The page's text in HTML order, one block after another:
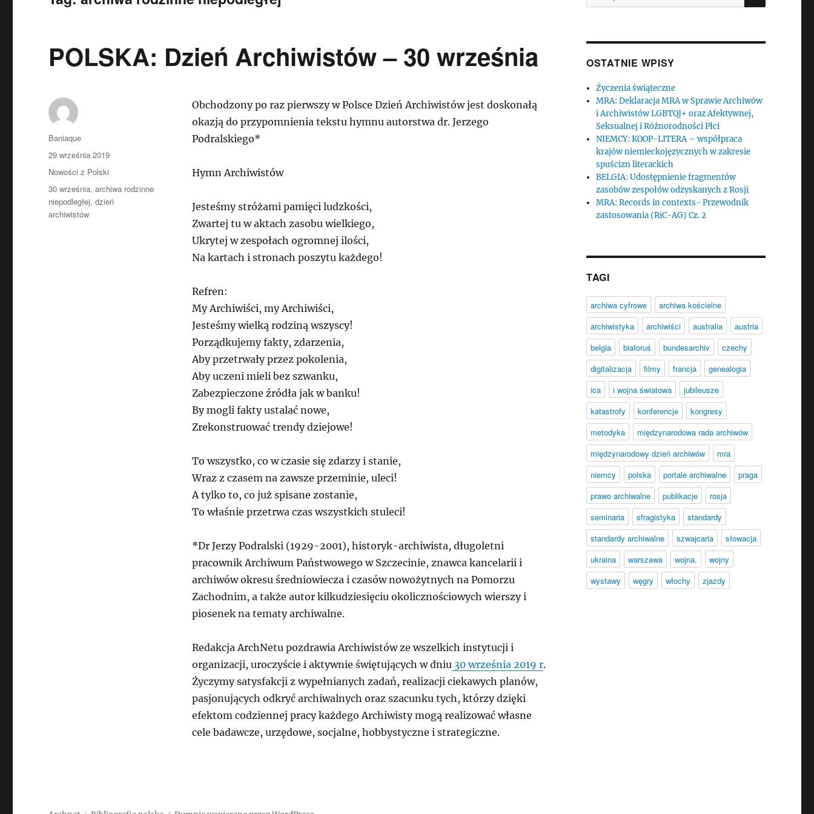
POLSKA: Dzień Archiwistów – 30 września
Obchodzony po raz pierwszy w Polsce Dzień Archiwistów jest doskonałą
okazją do przypomnienia tekstu hymnu autorstwa dr. Jerzego
Podralskiego*
Hymn Archiwistów
Jesteśmy stróżami pamięci ludzkości,
Zwartej tu w aktach zasobu wielkiego,
Ukrytej w zespołach ogromnej ilości,
Na kartach i stronach poszytu każdego!
Refren:
My Archiwiści, my Archiwiści,
Jesteśmy wielką rodziną wszyscy!
Porządkujemy fakty, zdarzenia,
Aby przetrwały przez pokolenia,
Aby uczeni mieli bez szwanku,
Zabezpieczone źródła jak w banku!
By mogli fakty ustalać nowe,
Zrekonstruować trendy dziejowe!
To wszystko, co w czasie się zdarzy i stanie,
Wraz z czasem na zawsze przeminie, uleci!
A tylko to, co już spisane zostanie,
To właśnie przetrwa czas wszystkich stuleci!
*Dr Jerzy Podralski (1929-2001), historyk-archiwista, długoletni
pracownik Archiwum Państwowego w Szczecinie, znawca kancelarii i
archiwów okresu średniowiecza i czasów nowożytnych na Pomorzu
Zachodnim, a także autor kilkudziesięciu okolicznościowych wierszy i
piosenek na tematy archiwalne.
Redakcja ArchNetu pozdrawia Archiwistów ze wszelkich instytucji i
organizacji, uroczyście i aktywnie świętujących w dniu30 września 2019 r.
Życzymy satysfakcji z wypełnianych zadań, realizacji ciekawych planów,
pasjonujących odkryć archiwalnych oraz szacunku tych, którzy dzięki
efektom codziennej pracy każdego Archiwisty mogą realizować własne
cele badawcze, urzędowe, socjalne, hobbystyczne i strategiczne.
Autor
Baniaque
Data
publikacji
29 września 2019
Kategorie
Nowości z Polski
Tagi
30 września,archiwa rodzinne
niepodległej,dzień
archiwistów
OSTATNIE WPISY
Życzenia świąteczne
MRA: Deklaracja MRA w Sprawie Archiwów
i Archiwistów LGBTQI+ oraz Afektywnej,
Seksualnej i Różnorodności Płci
NIEMCY: KOOP-LITERA – współpraca
krajów niemieckojęzycznych w zakresie
spuścizn literackich
BELGIA: Udostępnienie fragmentów
zasobów zespołów odzyskanych z Rosji
MRA: Records in contexts- Przewodnik
zastosowania (RiC-AG) Cz. 2
TAGI
archiwa cyfrowe
archiwa kościelne
archiwistyka
archiwiści australia
austria
belgia
białoruś bundesarchiv
czechy
digitalizacja
filmy francja
genealogia
ica
i wojna światowa
jubileusze
katastrofy
konferencje
kongresy
metodyka
międzynarodowa rada archiwów
międzynarodowy dzień archiwów
mra
niemcy
polska portale archiwalne
praga
prawo archiwalne
publikacje
rosja
seminaria
sfragistyka
standardy
standardy archiwalne
szwajcaria
słowacja
ukraina
warszawa wojna.
wojny
wystawy
węgry włochy zjazdy